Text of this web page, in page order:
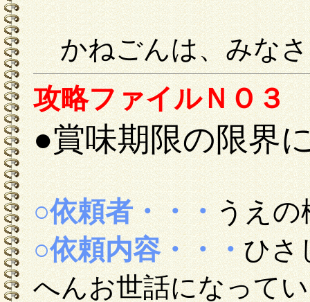
かねごんは、みな
攻略ファイルＮＯ３
●賞味期限の限界
○依頼者・・・うえの
○依頼内容・・・ひさ
へんお世話になって